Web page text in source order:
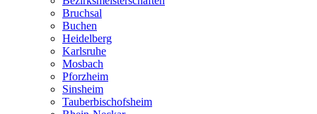
Bruchsal
Buchen
Heidelberg
Karlsruhe
Mosbach
Pforzheim
Sinsheim
Tauberbischofsheim